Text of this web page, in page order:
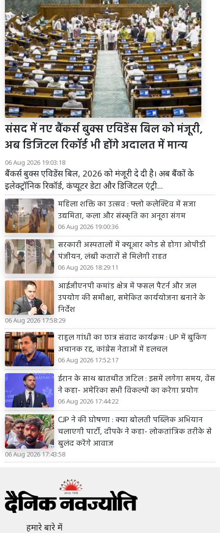
संसद में नए बैंकर्स बुक्स एविडेंस बिल को मंजूरी,
अब डिजिटल रिकॉर्ड भी होंगे अदालत में मान्य
06 Aug 2026 19:03:18
बैंकर्स बुक्स एविडेंस बिल, 2026 को मंजूरी दे दी है। अब बैंकों के
इलेक्ट्रॉनिक रिकॉर्ड, कंप्यूटर डेटा और डिजिटल एंट्री...
महिला शक्ति का उत्सव : फ्लो कलेक्टिव में सजा
उद्यमिता, कला और संस्कृति का अनूठा संगम
06 Aug 2026 19:00:36
सरकारी अस्पतालों में क्यूआर कोड से होगा ओपीडी
पंजीयन, लंबी कतारों से मिलेगी राहत
06 Aug 2026 18:29:11
आईजीएनपी कमांड क्षेत्र में फसल पैटर्न और जल
उपयोग की समीक्षा, समेकित कार्ययोजना बनाने के
निर्देश
06 Aug 2026 17:58:29
राहुल गांधी का छात्र संवाद कार्यक्रम : UP में बुकिंग
अचानक रद्द, कांग्रेस नेताओं में हलचल
06 Aug 2026 17:52:17
ईरान के साथ बातचीत जटिल : इसमें लगेगा समय, वेंस
ने कहा- अमेरिका सभी विकल्पों का करेगा प्रयोग
06 Aug 2026 17:44:22
CJP ने की घोषणा : क्या बोलती पब्लिक अभियान
चलाएगी पार्टी, दीपके ने कहा- लोकतांत्रिक तरीके से
बुलंद करेंगे आवाज
06 Aug 2026 17:43:58
हमारे बारे में